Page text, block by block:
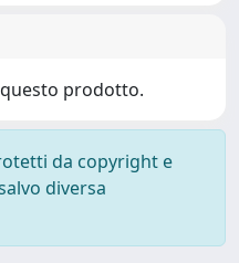
prodotto.
da copyright e
diversa